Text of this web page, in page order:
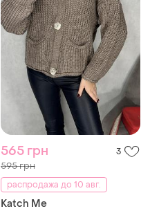
565 грн 3
595 грн
распродажа до 10 авг.
Katch Me